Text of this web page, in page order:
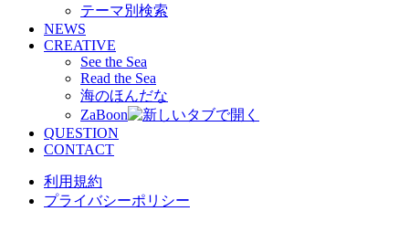
テーマ別検索
NEWS
CREATIVE
See the Sea
Read the Sea
海のほんだな
ZaBoon
QUESTION
CONTACT
利用規約
プライバシーポリシー